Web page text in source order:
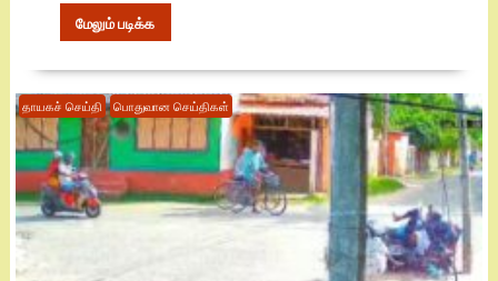
மேலும் படிக்க
தாயகச் செய்தி பொதுவான செய்திகள்